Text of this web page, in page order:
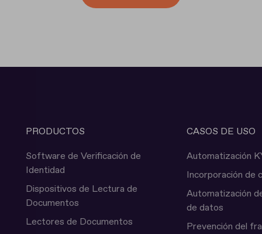
PRODUCTOS
Software de Verificación de
Identidad
Dispositivos de Lectura de
Documentos
Lectores de Documentos
CASOS DE USO
Automatización
Incorporación de
Automatización
de datos
Prevención del